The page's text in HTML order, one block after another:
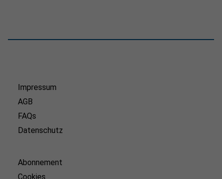
Impressum
AGB
FAQs
Datenschutz
Abonnement
Cookies